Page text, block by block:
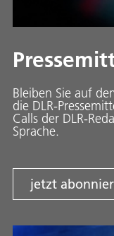
Bleiben Sie auf
die DLR-
Calls der DLR-
Sprache.
jetzt